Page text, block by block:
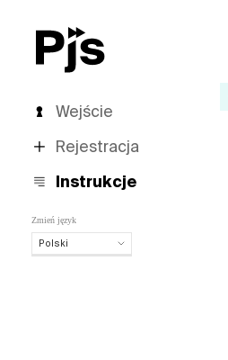
Wejście
Rejestracja
Instrukcje
Zmień język
Polski